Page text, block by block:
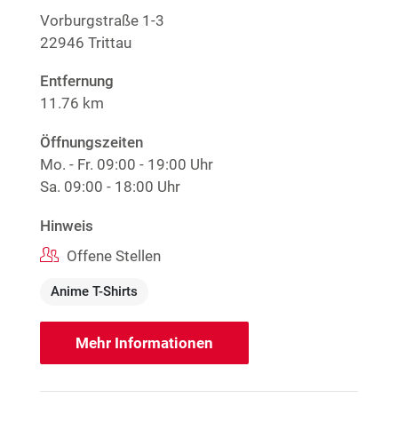
Vorburgstraße 1-3
22946 Trittau
Entfernung
11.76 km
Öffnungszeiten
Mo. - Fr. 09:00 - 19:00 Uhr
Sa. 09:00 - 18:00 Uhr
Hinweis
Offene Stellen
Anime T-Shirts
Mehr Informationen